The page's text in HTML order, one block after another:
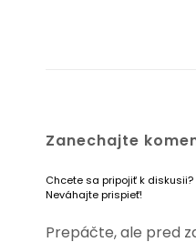
Zanechajte
Chcete sa pripojiť k diskusii?
Neváhajte prispieť!
Prepáčte, ale pred